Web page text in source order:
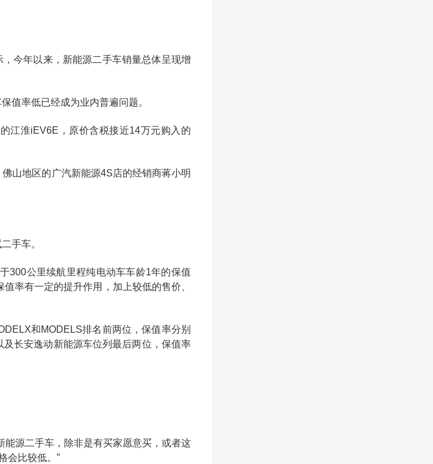
今年以来，新能源二手车销量总体呈现增
值率低已经成为业内普遍问题。
江淮iEV6E，原价含税接近14万元购入的
山地区的广汽新能源4S店的经销商蒋小明
手车。
300公里续航里程纯电动车车龄1年的保值
率有一定的提升作用，加上较低的售价、
和MODELS排名前两位，保值率分别
长安逸动新能源车位列最后两位，保值率
能源二手车，除非是有买家愿意买，或者这
会比较低。”